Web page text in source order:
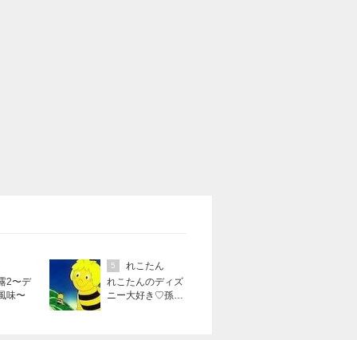
2〜デ
味〜
5
れこたん
れこたんのディズ
ニー大好き♡孫4